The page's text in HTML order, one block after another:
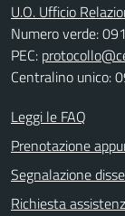
U.O. Ufficio
Numero verde:
PEC:
Centralino unico:
Leggi le FAQ
Prenotazione
Segnalazione
Richiesta